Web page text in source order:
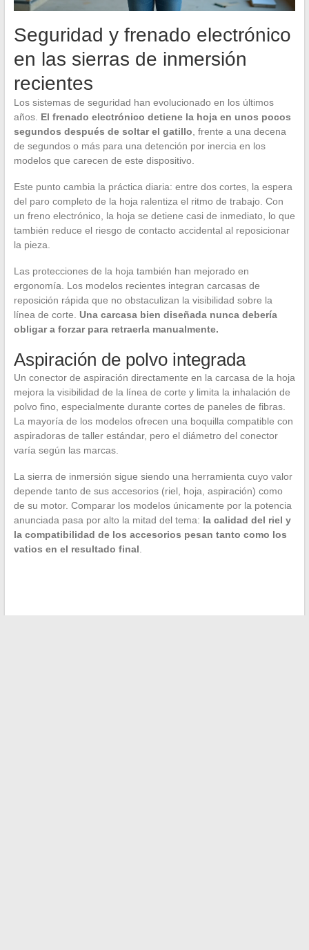
Seguridad y frenado electrónico
en las sierras de inmersión
recientes
Los sistemas de seguridad han evolucionado en los últimos
años. El frenado electrónico detiene la hoja en unos pocos
segundos después de soltar el gatillo, frente a una decena
de segundos o más para una detención por inercia en los
modelos que carecen de este dispositivo.
Este punto cambia la práctica diaria: entre dos cortes, la espera
del paro completo de la hoja ralentiza el ritmo de trabajo. Con
un freno electrónico, la hoja se detiene casi de inmediato, lo que
también reduce el riesgo de contacto accidental al reposicionar
la pieza.
Las protecciones de la hoja también han mejorado en
ergonomía. Los modelos recientes integran carcasas de
reposición rápida que no obstaculizan la visibilidad sobre la
línea de corte. Una carcasa bien diseñada nunca debería
obligar a forzar para retraerla manualmente.
Aspiración de polvo integrada
Un conector de aspiración directamente en la carcasa de la hoja
mejora la visibilidad de la línea de corte y limita la inhalación de
polvo fino, especialmente durante cortes de paneles de fibras.
La mayoría de los modelos ofrecen una boquilla compatible con
aspiradoras de taller estándar, pero el diámetro del conector
varía según las marcas.
La sierra de inmersión sigue siendo una herramienta cuyo valor
depende tanto de sus accesorios (riel, hoja, aspiración) como
de su motor. Comparar los modelos únicamente por la potencia
anunciada pasa por alto la mitad del tema: la calidad del riel y
la compatibilidad de los accesorios pesan tanto como los
vatios en el resultado final.